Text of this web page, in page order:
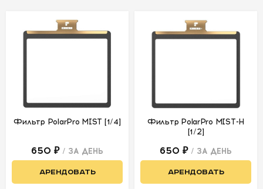
головы и
штативы
Фильтр PolarPro MIST [1/4]
650 ₽ / ЗА ДЕНЬ
АРЕНДОВАТЬ
Фильтр PolarPro MIST-H
[1/2]
650 ₽ / ЗА ДЕНЬ
АРЕНДОВАТЬ